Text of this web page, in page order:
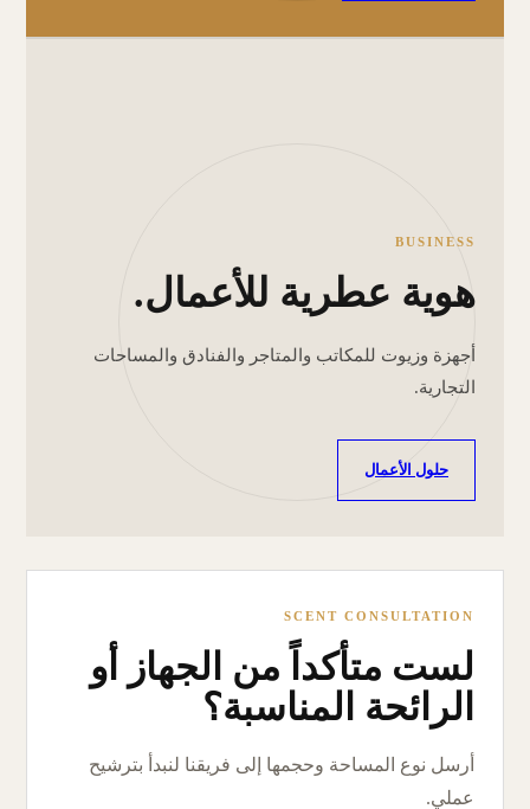
BUSINESS
هوية عطرية للأعمال.
أجهزة وزيوت للمكاتب والمتاجر والفنادق والمساحات
التجارية.
حلول الأعمال
SCENT CONSULTATION
لست متأكداً من الجهاز أو
الرائحة المناسبة؟
أرسل نوع المساحة وحجمها إلى فريقنا لنبدأ بترشيح
عملي.